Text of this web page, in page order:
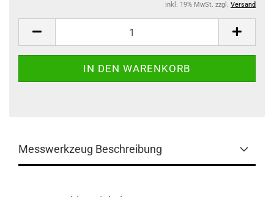
inkl. 19% MwSt. zzgl. Versand
Messwerkzeug Beschreibung